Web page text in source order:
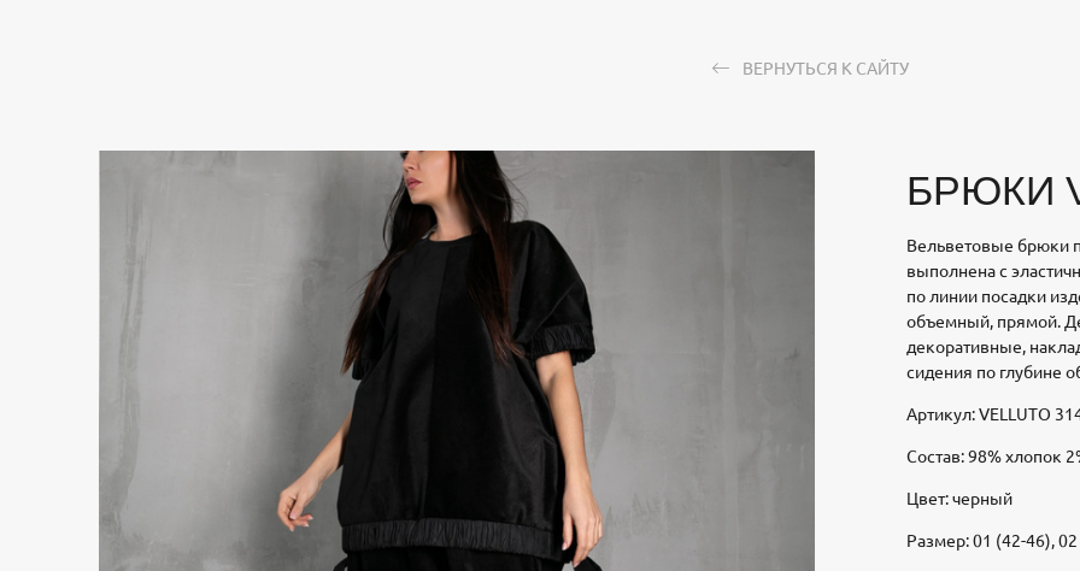
ВЕРНУТЬСЯ К САЙТУ
БРЮКИ
Вельветовые брюки
выполнена с
по линии посадки
объемный, прямой.
декоративные,
сидения по глубине
Артикул: VELLUTO
Состав: 98% хлопок
Цвет: черный
Размер: 01 (42-46),